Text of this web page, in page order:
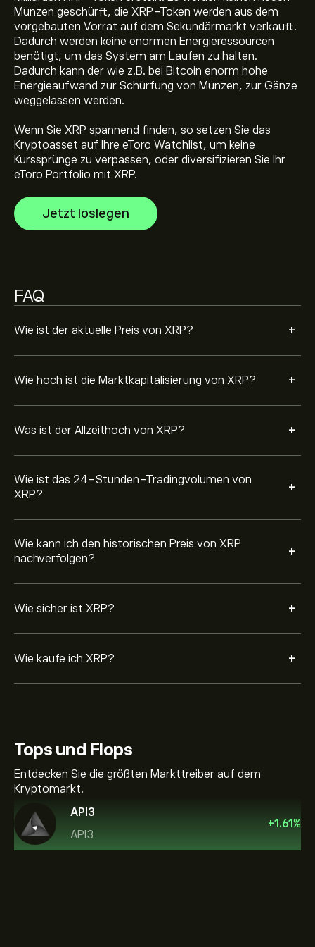
Münzen geschürft, die XRP-Token werden aus dem
vorgebauten Vorrat auf dem Sekundärmarkt verkauft.
Dadurch werden keine enormen Energieressourcen
benötigt, um das System am Laufen zu halten.
Dadurch kann der wie z.B. bei Bitcoin enorm hohe
Energieaufwand zur Schürfung von Münzen, zur Gänze
weggelassen werden.
Wenn Sie XRP spannend finden, so setzen Sie das
Kryptoasset auf Ihre eToro Watchlist, um keine
Kurssprünge zu verpassen, oder diversifizieren Sie Ihr
eToro Portfolio mit XRP.
Jetzt loslegen
FAQ
Wie ist der aktuelle Preis von XRP? +
Der aktuelle Preis von XRP beträgt 1.04680‎$‎ USD
Wie hoch ist die Marktkapitalisierung von XRP? +
Die Marktkapitalisierung von XRP beträgt 65.57B‎$‎ USD
Was ist der Allzeithoch von XRP? +
Allzeithoch von XRP liegt bei 3.66540‎$‎ USD
Wie ist das 24-Stunden-Tradingvolumen von
XRP?
+
Wie kann ich den historischen Preis von XRP
nachverfolgen?
+
Preisbewegungen von XRP zu sehen. Der Preis von XRP
bewegte sich im letzten Jahr in einer Handelsspanne
Wie sicher ist XRP? +
XRP ist sehr sicher. Kryptowährungen werden mithilfe
XRP-Transaktionen nicht manipuliert werden können.
Wie kaufe ich XRP? +
Um XRP zu kaufen, besuchen Sie die Seite „XRP (XRP)“
und Geld eingezahlt haben, klicken Sie auf die
erteilen, der XRP künftig zu einem bestimmten Preis
Tops und Flops
Entdecken Sie die größten Markttreiber auf dem
Kryptomarkt.
API3
API3
+1.61%